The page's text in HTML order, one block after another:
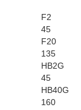
F2
45
F20
135
HB2G
45
HB40G
160